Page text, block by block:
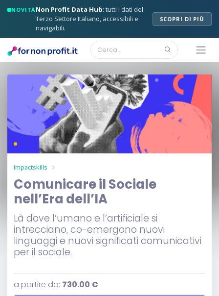
NOVITÀNon Profit Data Hub: tutti i dati del
Terzo Settore Italiano, accessibili e
navigabili.
SCOPRI DI PIÙ
Impactskills
Comunicare il Sociale
nell’Era dell’IA
Là dove l’umano e l’artificiale si
intrecciano, co-emergono nuovi
linguaggi e nuovi significati comunicativi
per il sociale.
a partire da: 730.00 €